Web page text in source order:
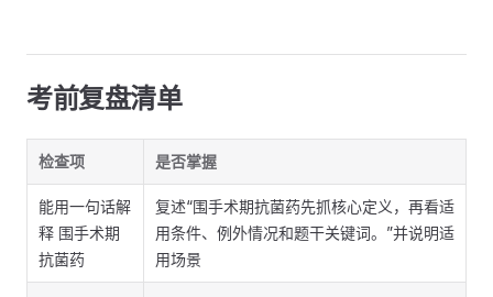
考前复盘清单
检查项 是否掌握
能用一句话解
释 围手术期
抗菌药
复述“围手术期抗菌药先抓核心定义，再看适
用条件、例外情况和题干关键词。”并说明适
用场景